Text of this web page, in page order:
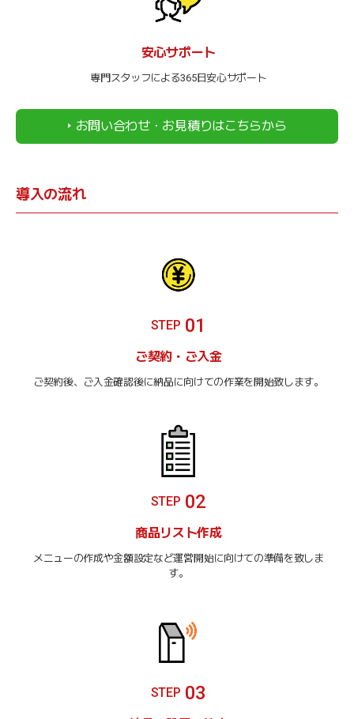
安心サポート
専門スタッフによる365日安心サポート
お問い合わせ・お見積りはこちらから
導入の流れ
STEP 01
ご契約・ご入金
ご契約後、ご入金確認後に納品に向けての作業を開始致します。
STEP 02
商品リスト作成
メニューの作成や金額設定など運営開始に向けての準備を致しま
す。
STEP 03